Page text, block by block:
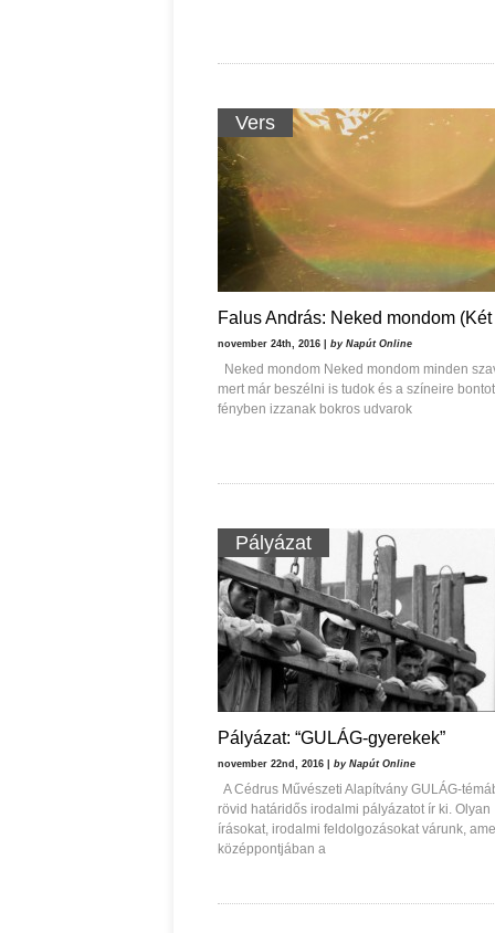
Vers
Falus András: Neked mondom
november 24th, 2016 | by Napút Online
Neked mondom Neked mondom minden
mert már beszélni is tudok és a színeire
fényben izzanak bokros udvarok
Pályázat
Pályázat: “GULÁG-gyerekek”
november 22nd, 2016 | by Napút Online
A Cédrus Művészeti Alapítvány GULÁG-
rövid határidős irodalmi pályázatot ír ki. Olyan
írásokat, irodalmi feldolgozásokat várunk,
középpontjában a